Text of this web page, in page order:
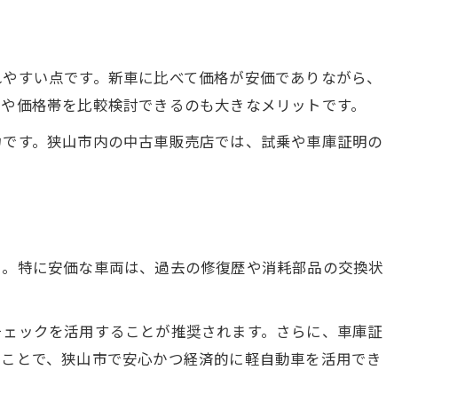
解説
工夫
ナンス術
い点です。新車に比べて価格が安価でありながら、
格帯を比較検討できるのも大きなメリットです。
す。狭山市内の中古車販売店では、試乗や車庫証明の
特に安価な車両は、過去の修復歴や消耗部品の交換状
ックを活用することが推奨されます。さらに、車庫証
とで、狭山市で安心かつ経済的に軽自動車を活用でき